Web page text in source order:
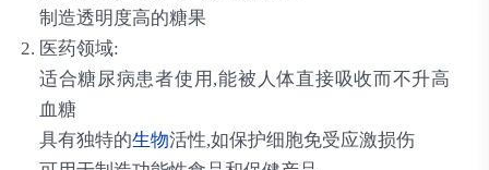
制造透明度高的糖果
医药领域:
适合糖尿病患者使用,能被人体直接吸收而不升高
血糖
具有独特的生物活性,如保护细胞免受应激损伤